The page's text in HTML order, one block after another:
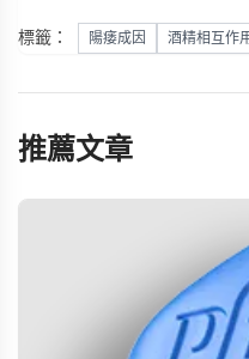
標籤： 陽痿成因 酒精相互作
推薦文章